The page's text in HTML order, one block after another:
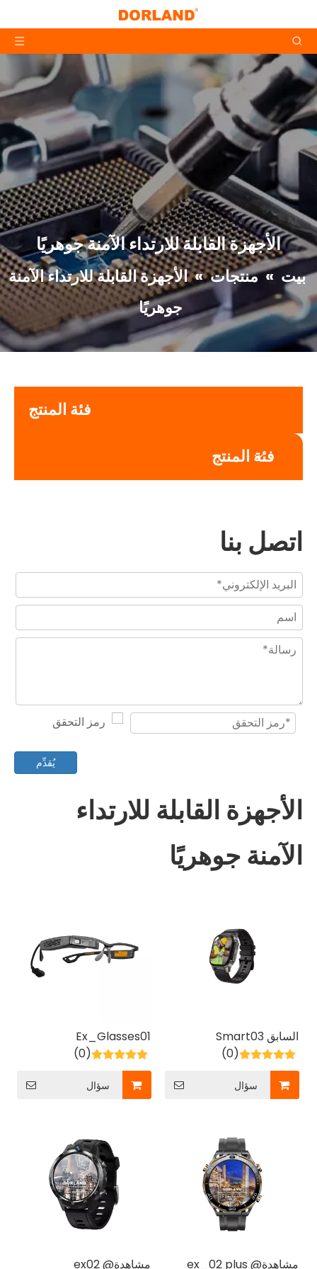
الأجهزة القابلة للارتداء الآمنة جوهريًا
بيت »منتجات »الأجهزة القابلة للارتداء الآمنة
جوهريًا
فئة المنتج
فئة المنتج
اتصل بنا
يُقدِّم
الأجهزة القابلة للارتداء
الآمنة جوهريًا
Ex_Glasses01
(0)
سؤال
السابق Smart03
(0)
سؤال
مشاهدة@ ex02 مشاهدة@ ex_02 plus